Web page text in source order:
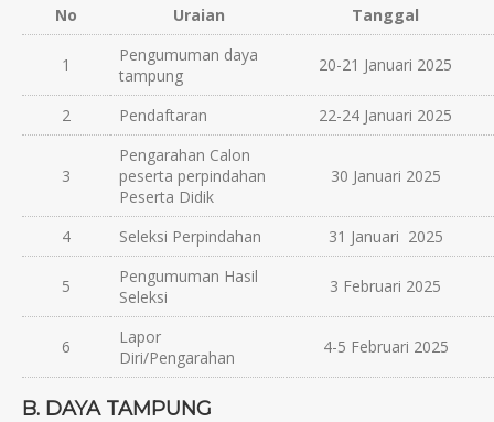
No
Uraian Tanggal
1
Pengumuman daya
tampung
20-21 Januari 2025
2 Pendaftaran 22-24 Januari 2025
3
Pengarahan Calon
peserta perpindahan
Peserta Didik
30 Januari 2025
4 Seleksi Perpindahan 31 Januari 2025
5
Pengumuman Hasil
Seleksi
3 Februari 2025
6
Lapor
Diri/Pengarahan
4-5 Februari 2025
B. DAYA TAMPUNG